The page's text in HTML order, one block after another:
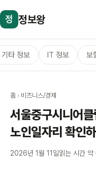
정 정보왕
기타 정보 IT 정보 보
홈 › 비즈니스/경제
서울중구시니어
노인일자리 확인하
2026년 1월 11일읽는 시간 약